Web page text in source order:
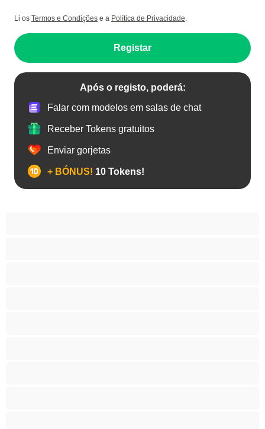
Li os Termos e Condições e a Política de Privacidade.
Registar
Após o registo, poderá:
Falar com modelos em salas de chat
Receber Tokens gratuitos
Enviar gorjetas
+ BÓNUS! 10 Tokens!